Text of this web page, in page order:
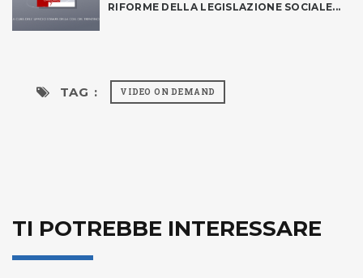
RIFORME DELLA LEGISLAZIONE SOCIALE...
TAG : VIDEO ON DEMAND
TI POTREBBE INTERESSARE